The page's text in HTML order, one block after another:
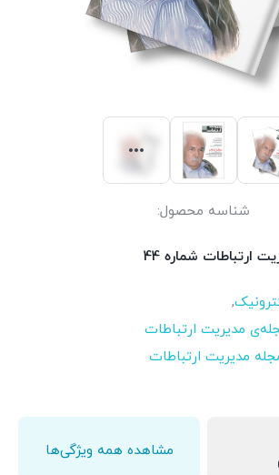
شناسه محصول:
ارتباطات شماره 44
,
مدیریت ارتباطات
مدیریت ارتباطات
مشاهده همه ویژگی‌ها